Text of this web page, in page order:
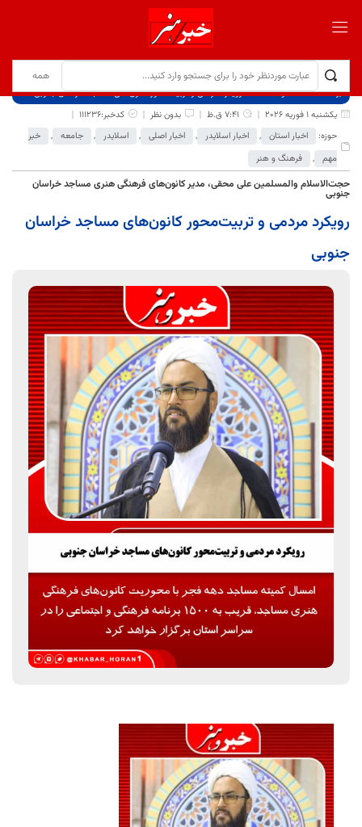
برگ نخست نوشته‌ها
رویکرد مردمی و تربیت‌محور کانون‌های مساجد خراسان جنوبی
یکشنبه 1 فوریه 2026
7:41 ق.ظ بدون نظر
کدخبر:111236
حوزه:
اخبار استان , اخبار اسلایدر , اخبار اصلی , اسلایدر , جامعه ,
خبر
مهم , فرهنگ و هنر
حجت‌الاسلام والمسلمین علی محقی، مدیر کانون‌های فرهنگی هنری مساجد خراسان
جنوبی
رویکرد مردمی و تربیت‌محور کانون‌های مساجد خراسان
جنوبی